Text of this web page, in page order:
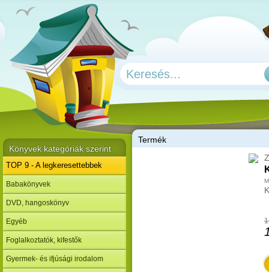
Termék
Könyvek kategóriák szerint
TOP 9 - A legkeresettebbek
Babakönyvek
DVD, hangoskönyv
Egyéb
Foglalkoztatók, kifestők
Gyermek- és ifjúsági irodalom